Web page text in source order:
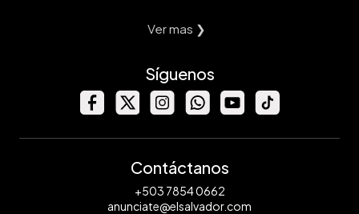
Ver mas ❯
Síguenos
Contáctanos
+503 7854 0662
anunciate@elsalvador.com